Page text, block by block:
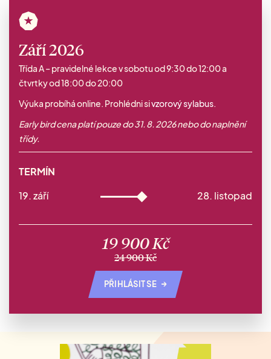
Září 2026
Třída A – pravidelné lekce v sobotu od 9:30 do 12:00 a
čtvrtky od 18:00 do 20:00
Výuka probíhá online. Prohlédni sivzorový sylabus.
Early bird cena platí pouze do 31. 8. 2026 nebo do naplnění
třídy.
TERMÍN
19. září
28. listopad
19 900 Kč
24 900 Kč
PŘIHLÁSIT SE →